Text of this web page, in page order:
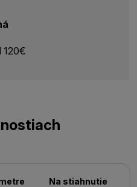
120€
Na stiahnutie